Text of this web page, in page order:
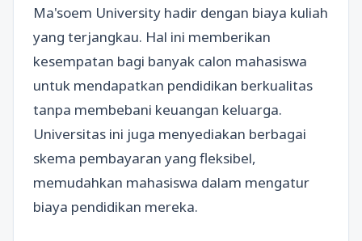
Ma'soem University hadir dengan biaya kuliah
yang terjangkau. Hal ini memberikan
kesempatan bagi banyak calon mahasiswa
untuk mendapatkan pendidikan berkualitas
tanpa membebani keuangan keluarga.
Universitas ini juga menyediakan berbagai
skema pembayaran yang fleksibel,
memudahkan mahasiswa dalam mengatur
biaya pendidikan mereka.